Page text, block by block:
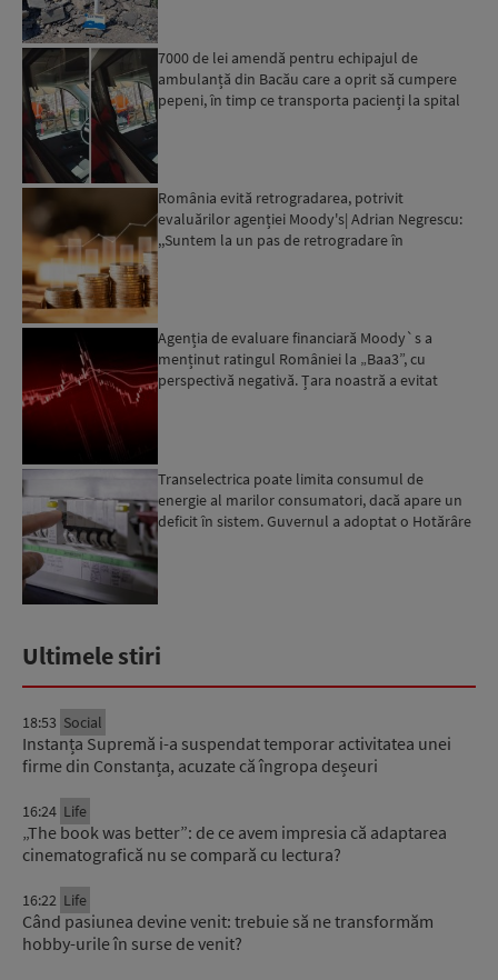
7000 de lei amendă pentru echipajul de
ambulanță din Bacău care a oprit să cumpere
pepeni, în timp ce transporta pacienți la spital
România evită retrogradarea, potrivit
evaluărilor agenției Moody's| Adrian Negrescu:
,,Suntem la un pas de retrogradare în
Agenția de evaluare financiară Moody`s a
menținut ratingul României la „Baa3”, cu
perspectivă negativă. Țara noastră a evitat
Transelectrica poate limita consumul de
energie al marilor consumatori, dacă apare un
deficit în sistem. Guvernul a adoptat o Hotărâre
Ultimele stiri
18:53 Social
Instanța Supremă i-a suspendat temporar activitatea unei
firme din Constanța, acuzate că îngropa deșeuri
16:24 Life
„The book was better”: de ce avem impresia că adaptarea
cinematografică nu se compară cu lectura?
16:22 Life
Când pasiunea devine venit: trebuie să ne transformăm
hobby-urile în surse de venit?